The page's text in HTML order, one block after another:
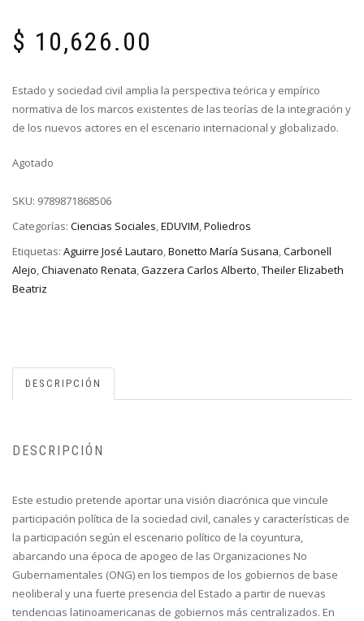
$ 10,626.00
Estado y sociedad civil amplia la perspectiva teórica y empírico
normativa de los marcos existentes de las teorías de la integración y
de los nuevos actores en el escenario internacional y globalizado.
Agotado
SKU: 9789871868506
Categorías: Ciencias Sociales,EDUVIM,Poliedros
Etiquetas: Aguirre José Lautaro Bonetto María Susana Carbonell
Alejo Chiavenato Renata Gazzera Carlos Alberto Theiler Elizabeth
Beatriz
DESCRIPCIÓN
DESCRIPCIÓN
Este estudio pretende aportar una visión diacrónica que vincule
participación política de la sociedad civil, canales y características de
la participación según el escenario político de la coyuntura,
abarcando una época de apogeo de las Organizaciones No
Gubernamentales (ONG) en los tiempos de los gobiernos de base
neoliberal y una fuerte presencia del Estado a partir de nuevas
tendencias latinoamericanas de gobiernos más centralizados. En